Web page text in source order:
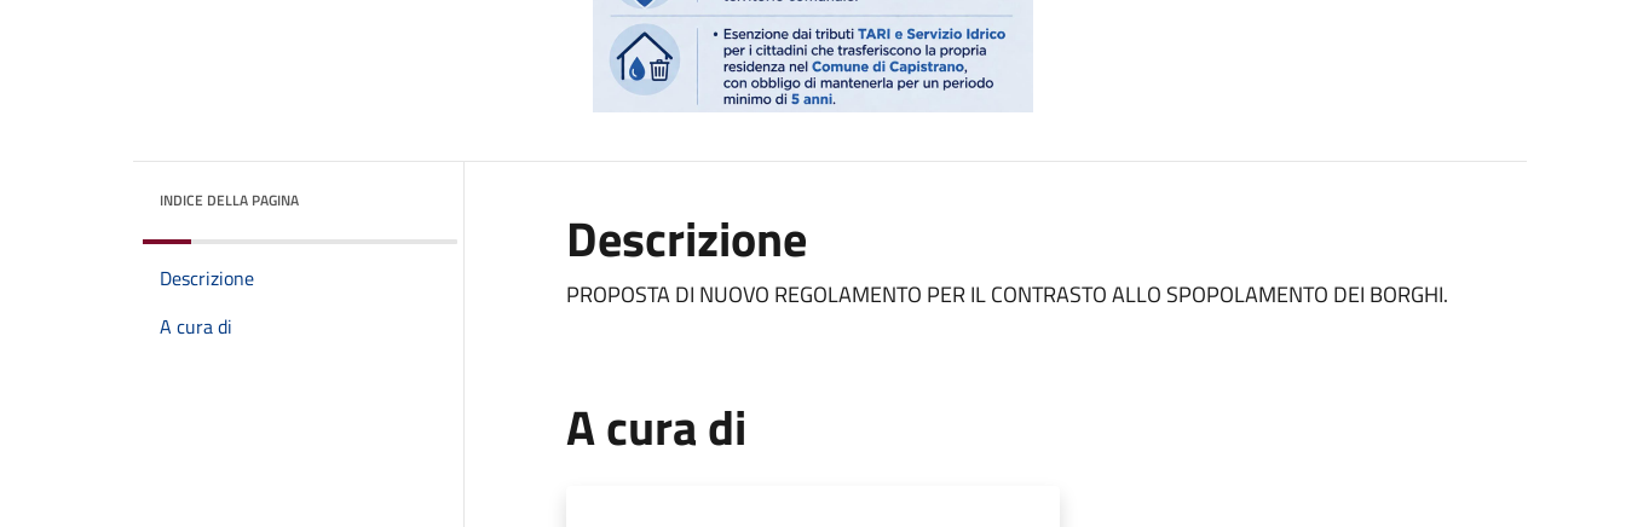
INDICE DELLA PAGINA
Descrizione
A cura di
Descrizione
PROPOSTA DI NUOVO REGOLAMENTO PER IL CONTRASTO ALLO SPOPOLAMENTO DEI BORGHI.
A cura di